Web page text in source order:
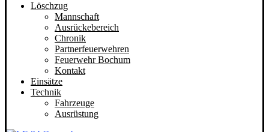
Löschzug
Mannschaft
Ausrückebereich
Chronik
Partnerfeuerwehren
Feuerwehr Bochum
Kontakt
Einsätze
Technik
Fahrzeuge
Ausrüstung